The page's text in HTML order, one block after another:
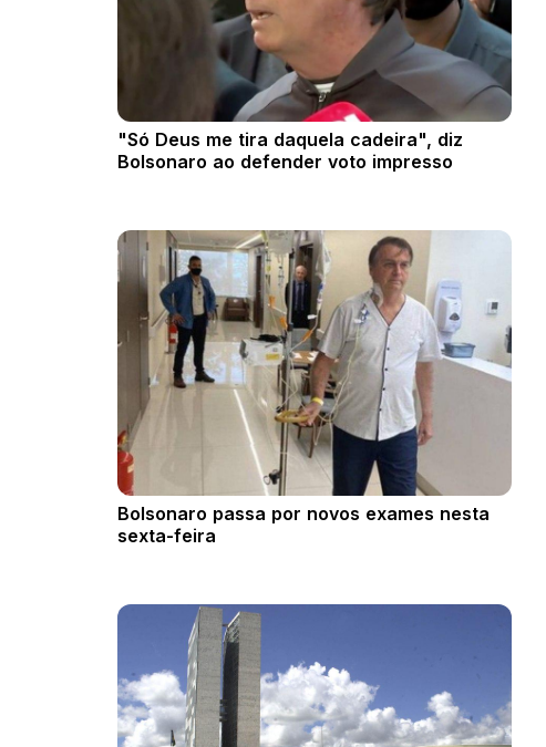
"Só Deus me tira daquela cadeira", diz
Bolsonaro ao defender voto impresso
Bolsonaro passa por novos exames nesta
sexta-feira